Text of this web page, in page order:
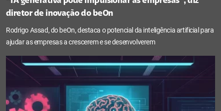
diretor de inovação do beOn
Rodrigo Assad, do beOn, destaca o potencial da inteligência artificial para
ajudar as empresas a crescerem e se desenvolverem